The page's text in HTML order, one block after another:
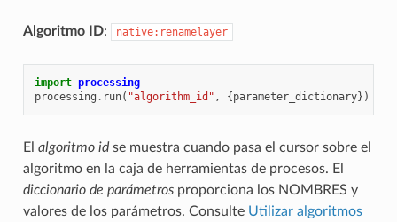
Algoritmo ID: native:renamelayer
import processing
processing . run( "algorithm_id" , {parameter_dictionary})
El algoritmo idse muestra cuando pasa el cursor sobre el
algoritmo en la caja de herramientas de procesos. El
diccionario de parámetrosproporciona los NOMBRES y
valores de los parámetros. Consulte Utilizar algoritmos